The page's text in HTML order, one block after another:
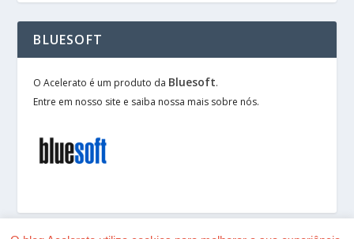
BLUESOFT
O Acelerato é um produto da Bluesoft.
Entre em nosso site e saiba nossa mais sobre nós.